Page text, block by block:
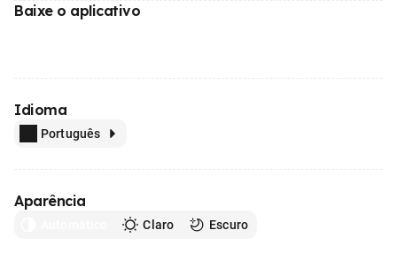
Baixe o aplicativo
Idioma
Português
Aparência
Claro Escuro